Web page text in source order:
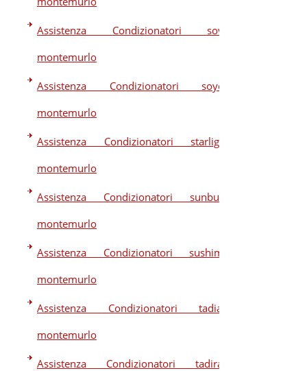
Assistenza Condizionatori sova
montemurlo
Assistenza Condizionatori soyea
montemurlo
Assistenza Condizionatori starlight
montemurlo
Assistenza Condizionatori sunbury
montemurlo
Assistenza Condizionatori sushima
montemurlo
Assistenza Condizionatori tadiair
montemurlo
Assistenza Condizionatori tadiran